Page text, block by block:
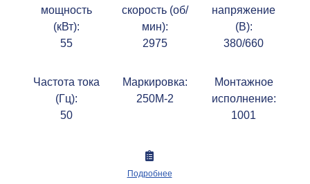
мощность
(кВт):
55
скорость (об/
мин):
2975
напряжение
(В):
380/660
Частота тока
(Гц):
50
Маркировка:
250M-2
Монтажное
исполнение:
1001
Подробнее